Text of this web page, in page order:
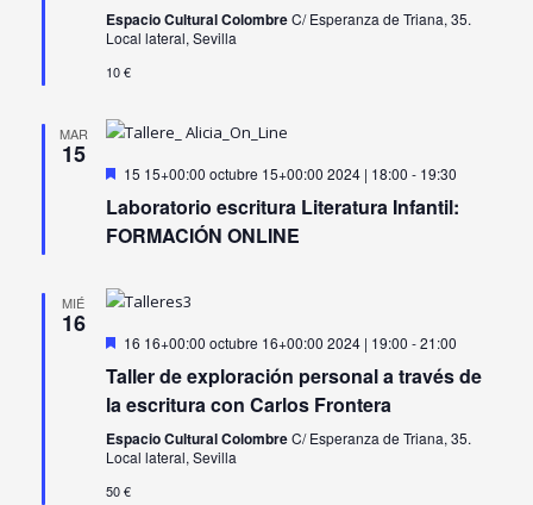
Espacio Cultural ColombreC/ Esperanza de Triana, 35.
Local lateral, Sevilla
10 €
MAR
15
Destacado
15 15+00:00 octubre 15+00:00 2024 | 18:00 - 19:30
Laboratorio escritura Literatura Infantil:
FORMACIÓN ONLINE
MIÉ
16
Destacado
16 16+00:00 octubre 16+00:00 2024 | 19:00 -21:00
Taller de exploración personal a través de
la escritura con Carlos Frontera
Espacio Cultural ColombreC/ Esperanza de Triana, 35.
Local lateral, Sevilla
50 €